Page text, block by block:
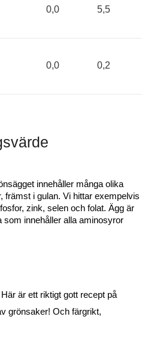
0,0 5,5
0,0 0,2
innehåller många olika
zink, selen och folat. Ägg är
som innehåller alla aminosyror
grönsaker! Och färgrikt,